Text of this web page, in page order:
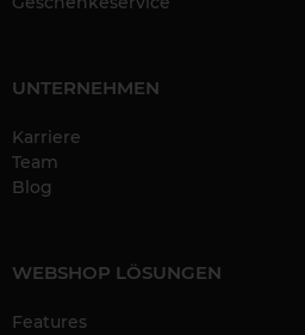
UNTERNEHMEN
Karriere
Team
Blog
WEBSHOP LÖSUNGEN
Features